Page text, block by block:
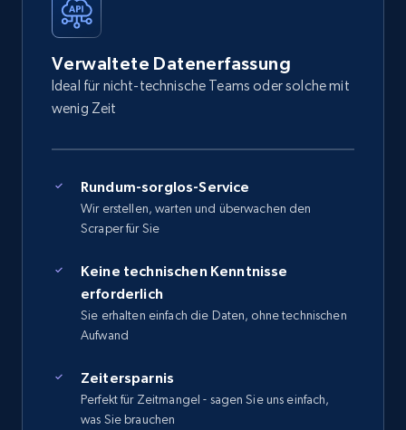
Verwaltete Datenerfassung
Ideal für nicht-technische Teams oder solche mit
wenig Zeit
Rundum-sorglos-Service
Wir erstellen, warten und überwachen den
Scraper für Sie
Keine technischen Kenntnisse
erforderlich
Sie erhalten einfach die Daten, ohne technischen
Aufwand
Zeitersparnis
Perfekt für Zeitmangel - sagen Sie uns einfach,
was Sie brauchen